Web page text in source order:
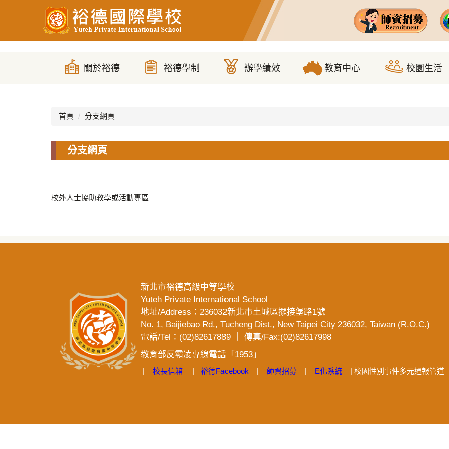
要
首頁 分支網頁
分支網頁
校外人士協助教學或活動專區
新北市裕德高級中等學校
Yuteh Private International School
地址/Address：236032新北市土城區擺接堡路1號
No. 1, Baijiebao Rd., Tucheng Dist., New Taipei City 236032, Taiwan (R.O.C.)
電話/Tel：(02)82617889 ｜ 傳真/Fax:(02)82617998
教育部反霸凌專線電話「1953」
| 校長信箱 | 裕德Facebook | 師資招募 | E化系統 | 校園性別事件多元通報管